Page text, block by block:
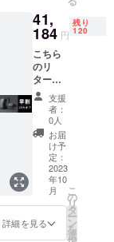
円のと
ころを
60名様
限定で
32％オ
フにて
ご用意
いたし
ます。
リター
ン価格
には消
費税と
送料を
含みま
す。
41,
184 円
残り
120
こちら
のリ
ターン
では、
「Snap
Pack」
1点 税
込価格
32450
「Snap
Sling」
1点 税
込価格
20350
支援
者：
0人
お届
け予
定：
2023
年10
月
詳細を見る
こ
の
リ
タ
ー
ン
を
選